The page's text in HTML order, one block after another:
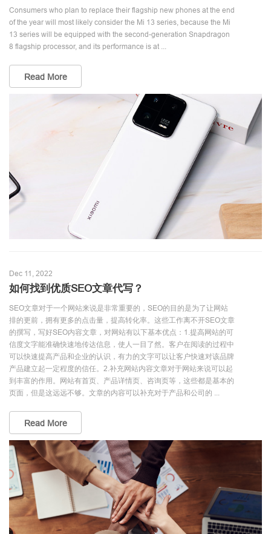
Consumers who plan to replace their flagship new phones at the end
of the year will most likely consider the Mi 13 series, because the Mi
13 series will be equipped with the second-generation Snapdragon
8 flagship processor, and its performance is at ...
Read More
Dec 11, 2022
如何找到优质SEO文章代写？
SEO文章对于一个网站来说是非常重要的，SEO的目的是为了让网站
排的更前，拥有更多的点击量，提高转化率。这些工作离不开SEO文章
的撰写，写好SEO内容文章，对网站有以下基本优点：1.提高网站的可
信度文字能准确快速地传达信息，使人一目了然。客户在阅读的过程中
可以快速提高产品和企业的认识，有力的文字可以让客户快速对该品牌
产品建立起一定程度的信任。2.补充网站内容文章对于网站来说可以起
到丰富的作用。网站有首页、产品详情页、咨询页等，这些都是基本的
页面，但是这远远不够。文章的内容可以补充对于产品和公司的 ...
Read More